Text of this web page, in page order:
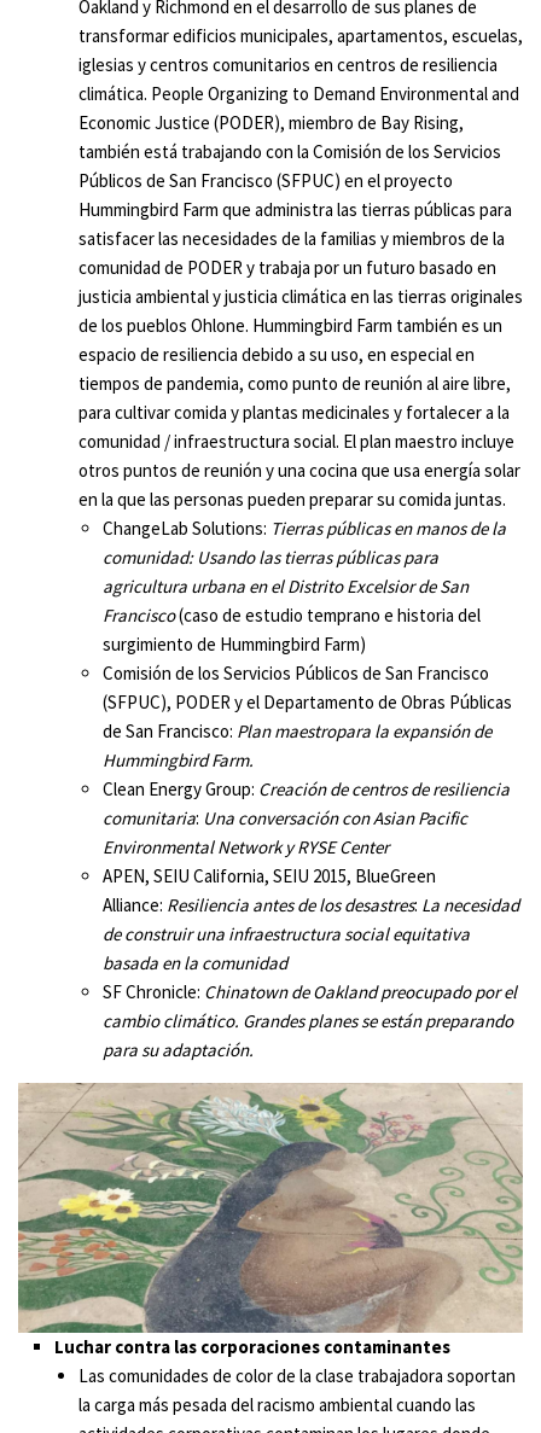
Oakland y Richmond en el desarrollo de sus planes de
transformar edificios municipales, apartamentos, escuelas,
iglesias y centros comunitarios en centros de resiliencia
climática. People Organizing to Demand Environmental and
Economic Justice (PODER), miembro de Bay Rising,
también está trabajando con la Comisión de los Servicios
Públicos de San Francisco (SFPUC) en el proyecto
Hummingbird Farm que administra las tierras públicas para
satisfacer las necesidades de la familias y miembros de la
comunidad de PODER y trabaja por un futuro basado en
justicia ambiental y justicia climática en las tierras originales
de los pueblos Ohlone. Hummingbird Farm también es un
espacio de resiliencia debido a su uso, en especial en
tiempos de pandemia, como punto de reunión al aire libre,
para cultivar comida y plantas medicinales y fortalecer a la
comunidad / infraestructura social. El plan maestro incluye
otros puntos de reunión y una cocina que usa energía solar
en la que las personas pueden preparar su comida juntas.
ChangeLab Solutions: Tierras públicas en manos de la
comunidad: Usando las tierras públicas para
agricultura urbana en el Distrito Excelsior de San
Francisco(caso de estudio temprano e historia del
surgimiento de Hummingbird Farm)
Comisión de los Servicios Públicos de San Francisco
(SFPUC), PODER y el Departamento de Obras Públicas
de San Francisco: Plan maestropara la expansión de
Hummingbird Farm.
Clean Energy Group: Creación de centros de resiliencia
comunitaria: Una conversación con Asian Pacific
Environmental Network y RYSE Center
APEN, SEIU California, SEIU 2015, BlueGreen
Alliance: Resiliencia antes de los desastres: La necesidad
de construir una infraestructura social equitativa
basada en la comunidad
SF Chronicle: Chinatown de Oakland preocupado por el
cambio climático. Grandes planes se están preparando
para su adaptación.
Luchar contra las corporaciones contaminantes
Las comunidades de color de la clase trabajadora soportan
la carga más pesada del racismo ambiental cuando las